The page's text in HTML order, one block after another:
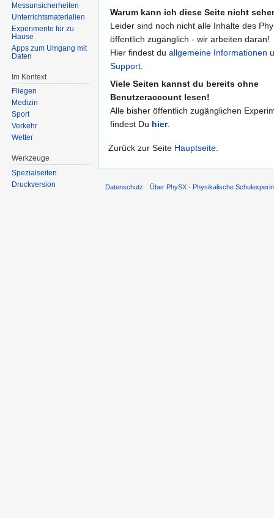
Warum kann ich diese Seite nicht
Leider sind noch nicht alle Inhalte des
öffentlich zugänglich - wir arbeiten daran!
Hier findest du allgemeine Informationen
Support
Viele Seiten kannst du bereits ohne
Benutzeraccount lesen!
Alle bisher öffentlich zugänglichen
findest Du hier.
Zurück zur Seite Hauptseite
Messunsicherheiten
Unterrichtsmaterialien
Experimente für zu
Hause
Apps zum Umgang mit
Daten
Im Kontext
Fliegen
Medizin
Sport
Verkehr
Wetter
Werkzeuge
Spezialseiten
Druckversion
Datenschutz Über PhySX - Physikalische